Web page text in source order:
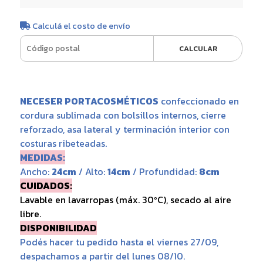
Calculá el costo de envío
CALCULAR
NECESER PORTACOSMÉTICOS confeccionado en
cordura sublimada con bolsillos internos, cierre
reforzado, asa lateral y terminación interior con
costuras ribeteadas.
MEDIDAS:
Ancho: 24cm / Alto:14cm / Profundidad: 8cm
CUIDADOS:
Lavable en lavarropas (máx. 30ºC), secado al aire
libre.
DISPONIBILIDAD
Podés hacer tu pedido hasta el viernes 27/09,
despachamos a partir del lunes 08/10.